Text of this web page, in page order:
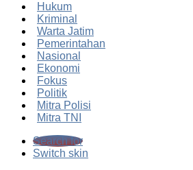
Hukum
Kriminal
Warta Jatim
Pemerintahan
Nasional
Ekonomi
Fokus
Politik
Mitra Polisi
Mitra TNI
Search for
Switch skin